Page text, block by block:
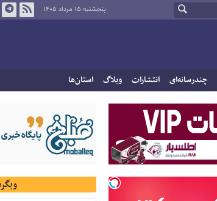
پنجشنبه ۱۵ مرداد ۱۴۰۵
چندرسانه‌ای انتشارات وبلاگ استان‌ها